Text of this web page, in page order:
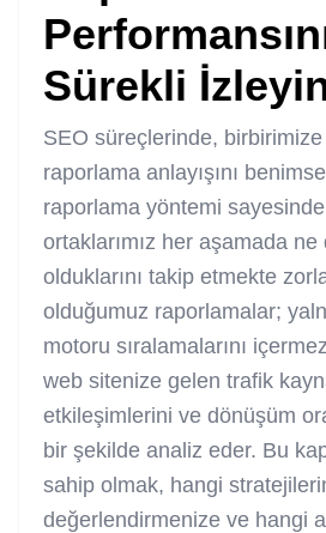
Sürekli
SEO süreçlerinde,
raporlama anlayışını
raporlama yöntemi
ortaklarımız her aşamada
olduklarını takip etmekte
olduğumuz raporlamalar;
motoru sıralamalarını
web sitenize gelen trafik
etkileşimlerini ve dönüşüm
bir şekilde analiz eder. Bu
sahip olmak, hangi
değerlendirmenize ve hangi